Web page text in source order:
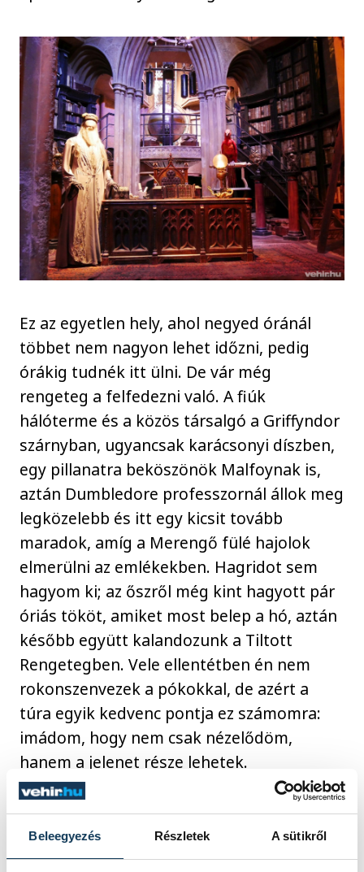
Beleegyezés Részletek A sütikről
Ez az egyetlen hely, ahol negyed óránál
többet nem nagyon lehet időzni, pedig
órákig tudnék itt ülni. De vár még
rengeteg a felfedezni való. A fiúk
hálóterme és a közös társalgó a Griffyndor
szárnyban, ugyancsak karácsonyi díszben,
egy pillanatra beköszönök Malfoynak is,
aztán Dumbledore professzornál állok meg
legközelebb és itt egy kicsit tovább
maradok, amíg a Merengő fülé hajolok
elmerülni az emlékekben. Hagridot sem
hagyom ki; az őszről még kint hagyott pár
óriás tököt, amiket most belep a hó, aztán
később együtt kalandozunk a Tiltott
Rengetegben. Vele ellentétben én nem
rokonszenvezek a pókokkal, de azért a
túra egyik kedvenc pontja ez számomra:
imádom, hogy nem csak nézelődöm,
hanem a jelenet része lehetek.